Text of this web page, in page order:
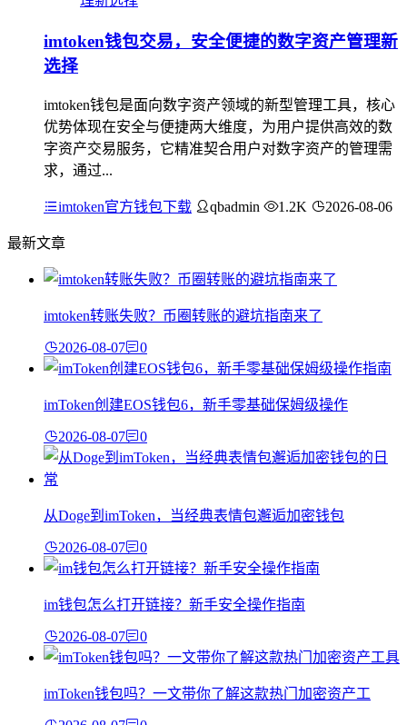
imtoken钱包交易，安全便捷的数字资产管理新
选择
imtoken钱包是面向数字资产领域的新型管理工具，核心
优势体现在安全与便捷两大维度，为用户提供高效的数
字资产交易服务，它精准契合用户对数字资产的管理需
求，通过...
imtoken官方钱包下载 qbadmin 1.2K 2026-08-06
最新文章
imtoken转账失败？币圈转账的避坑指南来了
2026-08-07 0
imToken创建EOS钱包6，新手零基础保姆级操作
2026-08-07 0
从Doge到imToken，当经典表情包邂逅加密钱包
2026-08-07 0
im钱包怎么打开链接？新手安全操作指南
2026-08-07 0
imToken钱包吗？一文带你了解这款热门加密资产工